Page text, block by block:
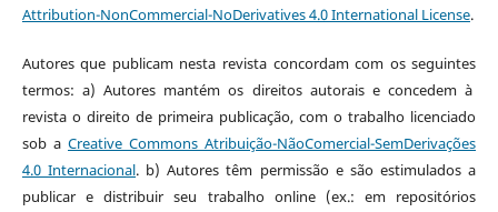
Attribution-NonCommercial-NoDerivatives 4.0 International License.
Autores que publicam nesta revista concordam com os seguintes
termos: a) Autores mantém os direitos autorais e concedem à
revista o direito de primeira publicação, com o trabalho licenciado
sob a Creative Commons Atribuição-NãoComercial-SemDerivações
4.0 Internacional. b) Autores têm permissão e são estimulados a
publicar e distribuir seu trabalho online (ex.: em repositórios